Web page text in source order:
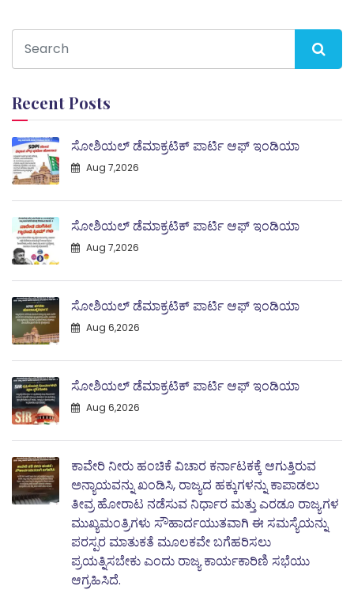
Recent Posts
ಸೋಶಿಯಲ್ ಡೆಮಾಕ್ರಟಿಕ್ ಪಾರ್ಟಿ ಆಫ್ ಇಂಡಿಯಾ
Aug 7,2026
ಸೋಶಿಯಲ್ ಡೆಮಾಕ್ರಟಿಕ್ ಪಾರ್ಟಿ ಆಫ್ ಇಂಡಿಯಾ
Aug 7,2026
ಸೋಶಿಯಲ್ ಡೆಮಾಕ್ರಟಿಕ್ ಪಾರ್ಟಿ ಆಫ್ ಇಂಡಿಯಾ
Aug 6,2026
ಸೋಶಿಯಲ್ ಡೆಮಾಕ್ರಟಿಕ್ ಪಾರ್ಟಿ ಆಫ್ ಇಂಡಿಯಾ
Aug 6,2026
ಕಾವೇರಿ ನೀರು ಹಂಚಿಕೆ ವಿಚಾರ ಕರ್ನಾಟಕಕ್ಕೆ ಆಗುತ್ತಿರುವ
ಅನ್ಯಾಯವನ್ನು ಖಂಡಿಸಿ, ರಾಜ್ಯದ ಹಕ್ಕುಗಳನ್ನು ಕಾಪಾಡಲು
ತೀವ್ರ ಹೋರಾಟ ನಡೆಸುವ ನಿರ್ಧಾರ ಮತ್ತು ಎರಡೂ ರಾಜ್ಯಗಳ
ಮುಖ್ಯಮಂತ್ರಿಗಳು ಸೌಹಾರ್ದಯುತವಾಗಿ ಈ ಸಮಸ್ಯೆಯನ್ನು
ಪರಸ್ಪರ ಮಾತುಕತೆ ಮೂಲಕವೇ ಬಗೆಹರಿಸಲು
ಪ್ರಯತ್ನಿಸಬೇಕು ಎಂದು ರಾಜ್ಯ ಕಾರ್ಯಕಾರಿಣಿ ಸಭೆಯು
ಆಗ್ರಹಿಸಿದೆ.